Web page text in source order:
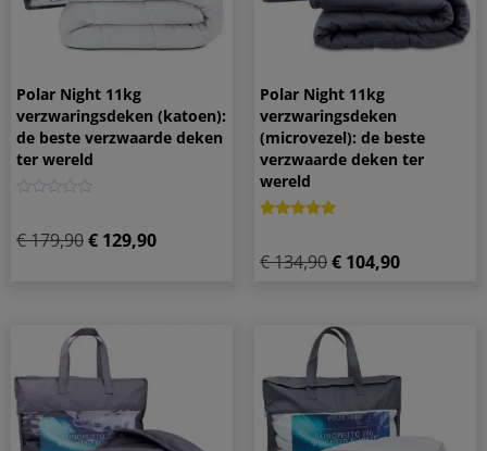
Polar Night 11kg
verzwaringsdeken (katoen):
de beste verzwaarde deken
ter wereld
€179,90€ 129,90
Polar Night 11kg
verzwaringsdeken
(microvezel): de beste
verzwaarde deken ter
wereld
op 5
gebaseerd
€134,90€ 104,90